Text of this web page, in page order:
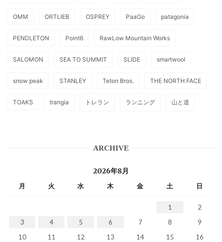
OMM ORTLIEB OSPREY PaaGo patagonia
PENDLETON Point6 RawLow Mountain Works
SALOMON SEA TO SUMMIT SLIDE smartwool
snow peak STANLEY Teton Bros. THE NORTH FACE
TOAKS trangia トレラン ランニング 山と道
ARCHIVE
2026年8月
月 火 水 木 金 土 日
1
2
3
4 5 6 7 8
9
10
11 12 13 14 15
16